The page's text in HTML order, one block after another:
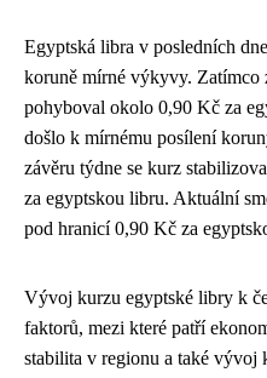
Egyptská libra v posledních
koruně mírné výkyvy. Zatímco
pohyboval okolo 0,90 Kč za
došlo k mírnému posílení
závěru týdne se kurz
za egyptskou libru. Aktuální
pod hranicí 0,90 Kč za
Vývoj kurzu egyptské libry k
faktorů, mezi které patří
stabilita v regionu a také vývoj